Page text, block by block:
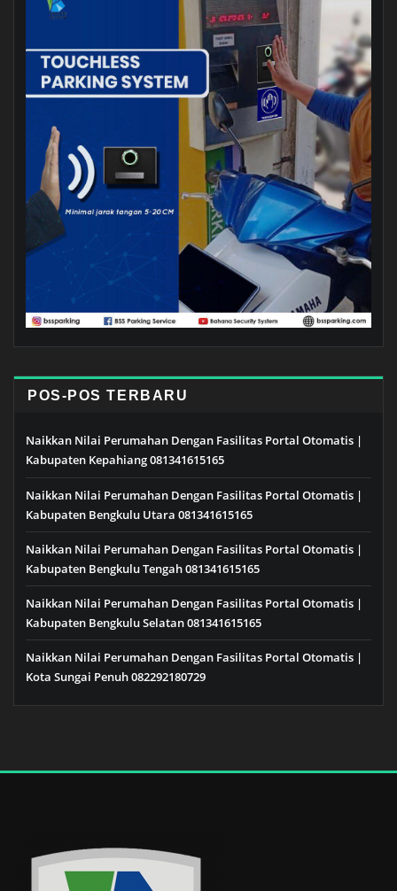
POS-POS TERBARU
Naikkan Nilai Perumahan Dengan Fasilitas Portal Otomatis |
Kabupaten Kepahiang 081341615165
Naikkan Nilai Perumahan Dengan Fasilitas Portal Otomatis |
Kabupaten Bengkulu Utara 081341615165
Naikkan Nilai Perumahan Dengan Fasilitas Portal Otomatis |
Kabupaten Bengkulu Tengah 081341615165
Naikkan Nilai Perumahan Dengan Fasilitas Portal Otomatis |
Kabupaten Bengkulu Selatan 081341615165
Naikkan Nilai Perumahan Dengan Fasilitas Portal Otomatis |
Kota Sungai Penuh 082292180729